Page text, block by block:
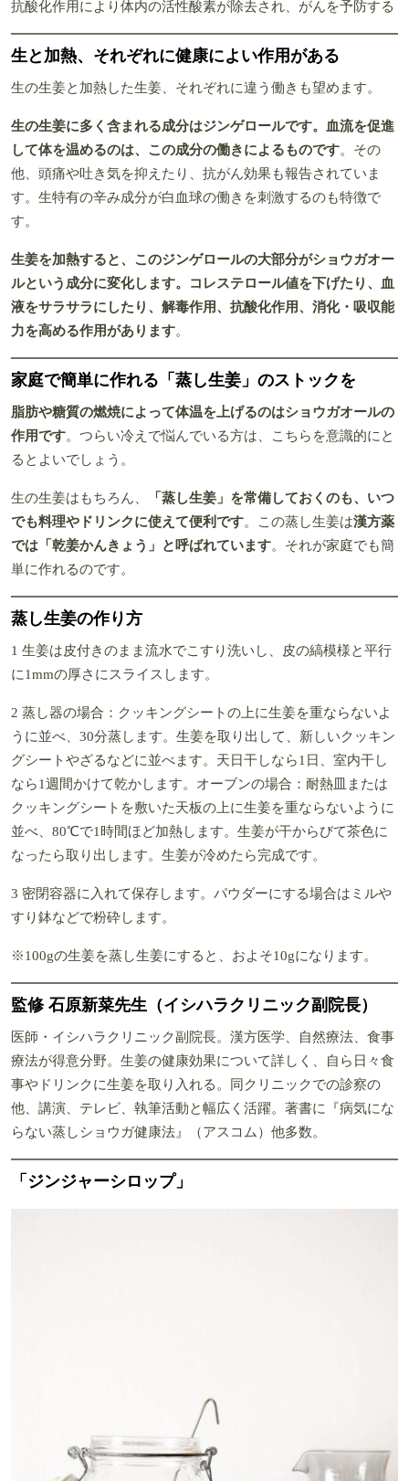
抗酸化作用により体内の活性酸素が除去され、がんを予防する
生と加熱、それぞれに健康によい作用がある
生の生姜と加熱した生姜、それぞれに違う働きも望めます。
生の生姜に多く含まれる成分はジンゲロールです。血流を促進
して体を温めるのは、この成分の働きによるものです。その
他、頭痛や吐き気を抑えたり、抗がん効果も報告されていま
す。生特有の辛み成分が白血球の働きを刺激するのも特徴で
す。
生姜を加熱すると、このジンゲロールの大部分がショウガオー
ルという成分に変化します。コレステロール値を下げたり、血
液をサラサラにしたり、解毒作用、抗酸化作用、消化・吸収能
力を高める作用があります。
家庭で簡単に作れる「蒸し生姜」のストックを
脂肪や糖質の燃焼によって体温を上げるのはショウガオールの
作用です。つらい冷えで悩んでいる方は、こちらを意識的にと
るとよいでしょう。
生の生姜はもちろん、
「蒸し生姜」を常備しておくのも、いつ
でも料理やドリンクに使えて便利です。この蒸し生姜は漢方薬
では「乾姜かんきょう」と呼ばれています。それが家庭でも簡
単に作れるのです。
蒸し生姜の作り方
1 生姜は皮付きのまま流水でこすり洗いし、皮の縞模様と平行
に1mmの厚さにスライスします。
2 蒸し器の場合：クッキングシートの上に生姜を重ならないよ
うに並べ、30分蒸します。生姜を取り出して、新しいクッキン
グシートやざるなどに並べます。天日干しなら1日、室内干し
なら1週間かけて乾かします。オーブンの場合：耐熱皿または
クッキングシートを敷いた天板の上に生姜を重ならないように
並べ、80℃で1時間ほど加熱します。生姜が干からびて茶色に
なったら取り出します。生姜が冷めたら完成です。
3 密閉容器に入れて保存します。パウダーにする場合はミルや
すり鉢などで粉砕します。
※100gの生姜を蒸し生姜にすると、およそ10gになります。
監修 石原新菜先生（イシハラクリニック副院長）
医師・イシハラクリニック副院長。漢方医学、自然療法、食事
療法が得意分野。生姜の健康効果について詳しく、自ら日々食
事やドリンクに生姜を取り入れる。同クリニックでの診察の
他、講演、テレビ、執筆活動と幅広く活躍。著書に『病気にな
らない蒸しショウガ健康法』（アスコム）他多数。
「ジンジャーシロップ」